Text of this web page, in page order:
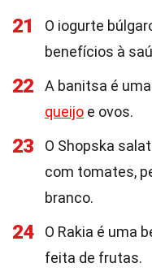
21
O iogurte
benefícios à
22
A banitsa é
queijo e ovos.
23
O Shopska
com tomates,
branco.
24
O Rakia é uma
feita de frutas.